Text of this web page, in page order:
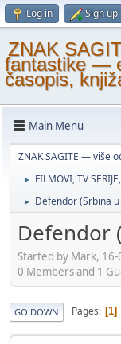
Log in Sign up
ZNAK
fantastike —
časopis,
Main Menu
ZNAK SAGITE — više
► FILMOVI, TV
► Defendor (Srbina
Defendor
Started by Mark,
0 Members and 1
GO DOWN Pages 1